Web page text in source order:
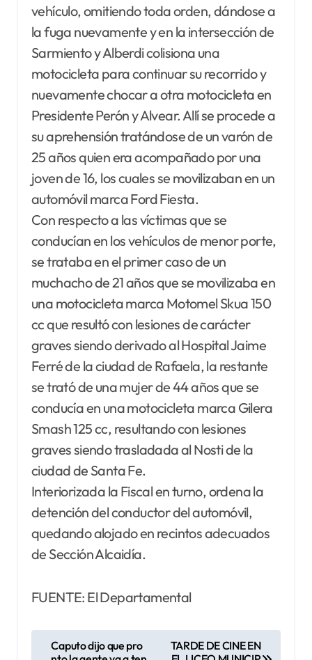
vehículo, omitiendo toda orden, dándose a
la fuga nuevamente y en la intersección de
Sarmiento y Alberdi colisiona una
motocicleta para continuar su recorrido y
nuevamente chocar a otra motocicleta en
Presidente Perón y Alvear. Allí se procede a
su aprehensión tratándose de un varón de
25 años quien era acompañado por una
joven de 16, los cuales se movilizaban en un
automóvil marca Ford Fiesta.
Con respecto a las víctimas que se
conducían en los vehículos de menor porte,
se trataba en el primer caso de un
muchacho de 21 años que se movilizaba en
una motocicleta marca Motomel Skua 150
cc que resultó con lesiones de carácter
graves siendo derivado al Hospital Jaime
Ferré de la ciudad de Rafaela, la restante
se trató de una mujer de 44 años que se
conducía en una motocicleta marca Gilera
Smash 125 cc, resultando con lesiones
graves siendo trasladada al Nosti de la
ciudad de Santa Fe.
Interiorizada la Fiscal en turno, ordena la
detención del conductor del automóvil,
quedando alojado en recintos adecuados
de Sección Alcaidía.
FUENTE: El Departamental
Caputo dijo que pro
TARDE DE CINE EN